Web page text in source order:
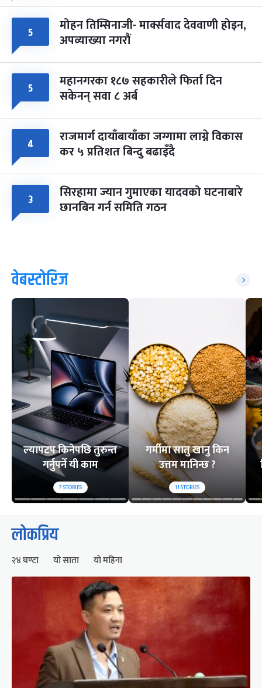
५ मोहन तिम्सिनाजी- मार्क्सवाद देववाणी होइन,
अपव्याख्या नगरौं
५ महानगरका १८७ सहकारीले फिर्ता दिन
सकेनन् सवा ८ अर्ब
४ राजमार्ग दायाँबायाँका जग्गामा लाग्ने विकास
कर ५ प्रतिशत बिन्दु बढाइँदै
३ सिरहामा ज्यान गुमाएका यादवको घटनाबारे
छानबिन गर्न समिति गठन
वेबस्टोरिज
ल्यापटप किनेपछि तुरुन्त
गर्नुपर्ने यी काम
7STORIES
गर्मीमा सातु खानु किन
उत्तम मानिन्छ ?
11STORIES
लोकप्रिय
२४ घण्टा यो साता यो महिना